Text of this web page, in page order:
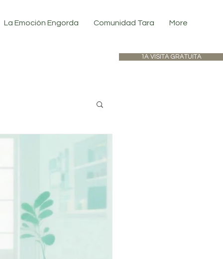
La Emoción Engorda Comunidad Tara More
1A VISITA GRATUITA